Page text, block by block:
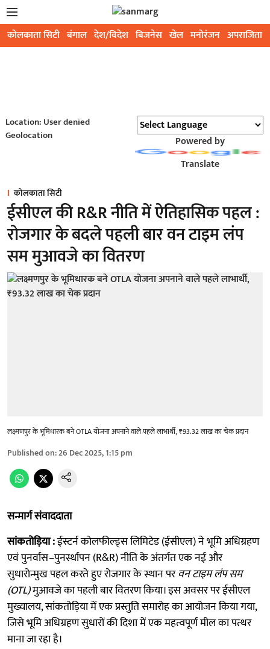
कोलकाता सिटी बंगाल देश/विदेश बिजनेस खेल मनोरंजन अपराजिता
Location: User denied
Geolocation
Powered by
Translate
कोलकाता सिटी
ईसीएल की R&R नीति में ऐतिहासिक पहल :
रोजगार के बदले पहली बार वन टाइम लंप
सम मुआवजे का वितरण
लक्ष्मणपुर के भूमिधारक बने OTLA योजना अपनाने वाले पहले लाभार्थी, ₹93.32 लाख का चेक प्रदान
Published on:26 Dec 2025, 1:15 pm
सन्मार्ग संवाददाता
सांकतोड़िया :ईस्टर्न कोलफील्ड्स लिमिटेड (ईसीएल) ने भूमि अधिग्रहण
एवं पुनर्वास–पुनर्स्थापन (R&R) नीति के अंतर्गत एक नई और
सुधारोन्मुख पहल करते हुए रोजगार के स्थान परवन टाइम लंप सम
(OTL)मुआवजे का पहली बार वितरण किया। इस अवसर पर ईसीएल
मुख्यालय, सांकतोड़िया में एक प्रस्तुति समारोह का आयोजन किया गया,
जिसे भूमि अधिग्रहण सुधारों की दिशा में एक महत्वपूर्ण मील का पत्थर
माना जा रहा है।